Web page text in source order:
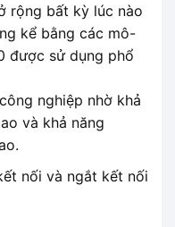
rộng bất kỳ lúc nào
kể bằng các mô-
được sử dụng phổ
nghiệp nhờ khả
và khả năng
nối và ngắt kết nối